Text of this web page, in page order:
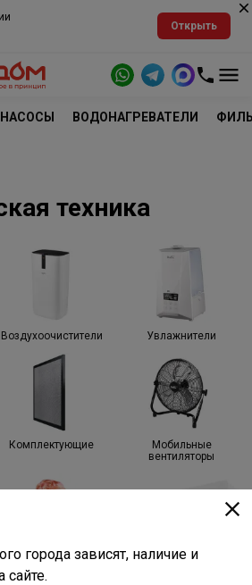
Открыть
НАСОСЫ ВОДОНАГРЕВАТЕЛИ
техника
Воздухоочистители Увлажнители
Комплектующие
Мобильные
вентиляторы
Соляные лампы
города зависят, наличие и
сайте.